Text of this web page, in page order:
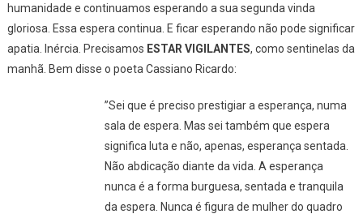
humanidade e continuamos esperando a sua segunda vinda
gloriosa. Essa espera continua. E ficar esperando não pode significar
apatia. Inércia. Precisamos ESTAR VIGILANTES, como sentinelas da
manhã. Bem disse o poeta Cassiano Ricardo:
”Sei que é preciso prestigiar a esperança, numa
sala de espera. Mas sei também que espera
significa luta e não, apenas, esperança sentada.
Não abdicação diante da vida. A esperança
nunca é a forma burguesa, sentada e tranquila
da espera. Nunca é figura de mulher do quadro